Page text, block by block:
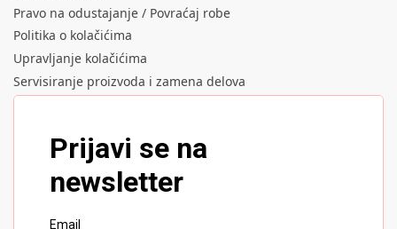
Pravo na odustajanje / Povraćaj robe
Politika o kolačićima
Upravljanje kolačićima
Servisiranje proizvoda i zamena delova